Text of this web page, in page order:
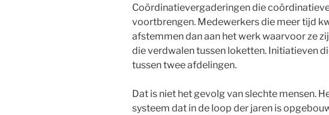
Coördinatievergaderingen die
voortbrengen. Medewerkers die meer tijd
afstemmen dan aan het werk waarvoor ze
die verdwalen tussen loketten. Initiatieven
tussen twee afdelingen.
Dat is niet het gevolg van slechte mensen.
systeem dat in de loop der jaren is